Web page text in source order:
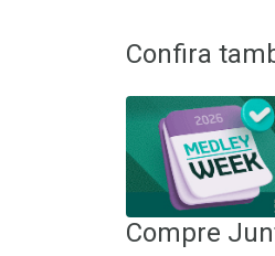
Confira
Compre